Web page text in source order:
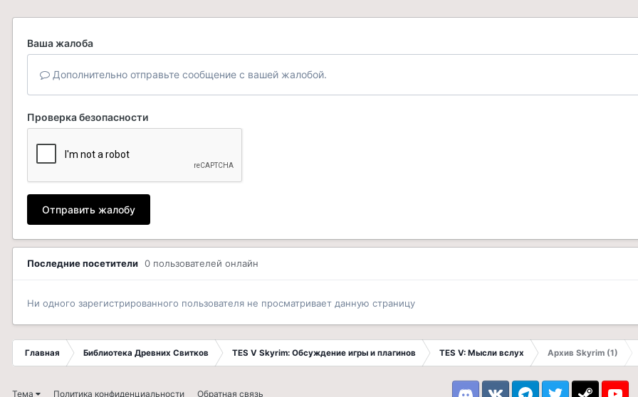
Ваша жалоба
Дополнительно отправьте сообщение с вашей жалобой.
Проверка безопасности
Отправить жалобу
Последние посетители 0 пользователей онлайн
Ни одного зарегистрированного пользователя не просматривает данную страницу
Главная Библиотека Древних Свитков TES V Skyrim: Обсуждение игры и плагинов TES V: Мысли вслух Архив Skyrim (1)
Тема Политика конфиденциальности Обратная связь